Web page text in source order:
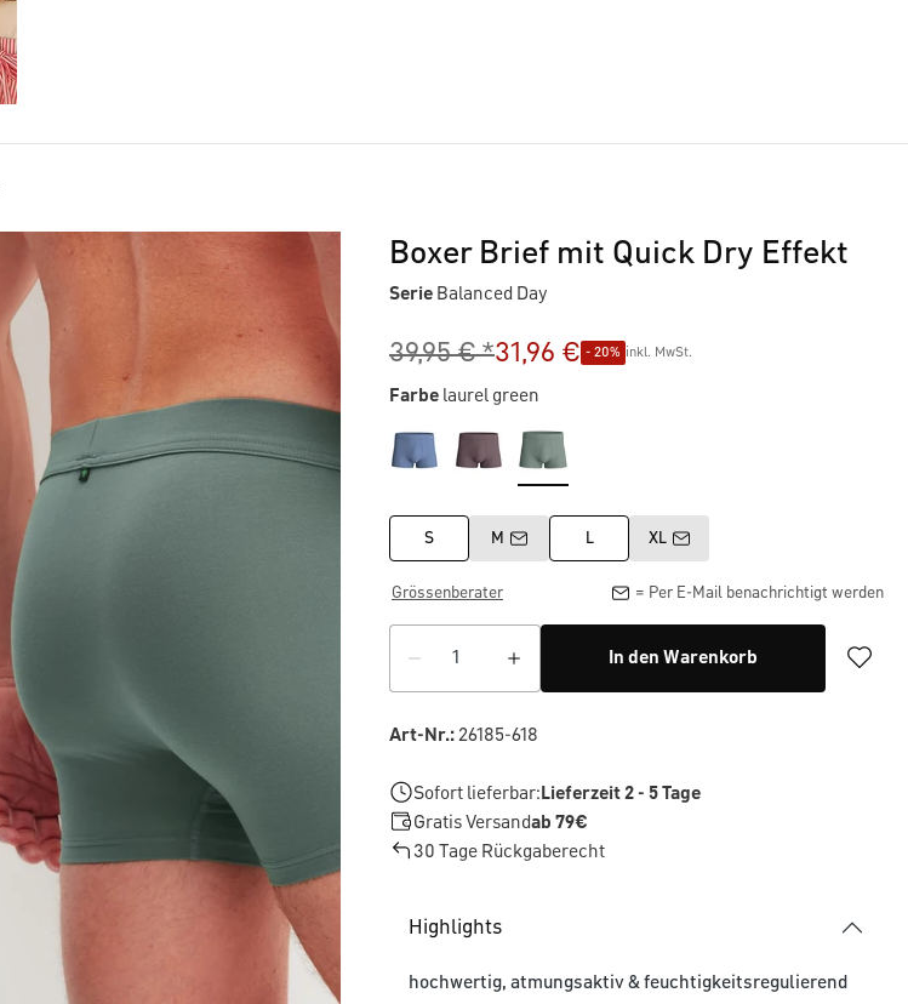
Boxer Brief mit Quick Dry Effekt
Serie Balanced Day
39,95 € *31,96 € - 20% inkl. MwSt.
Farbe laurel green
S M L XL
Grössenberater = Per E-Mail benachrichtigt werden
In den Warenkorb
Art-Nr.:26185-618
Sofort lieferbar: Lieferzeit 2 - 5 Tage
Gratis Versandab 79€
30 Tage Rückgaberecht
Highlights
hochwertig, atmungsaktiv & feuchtigkeitsregulierend